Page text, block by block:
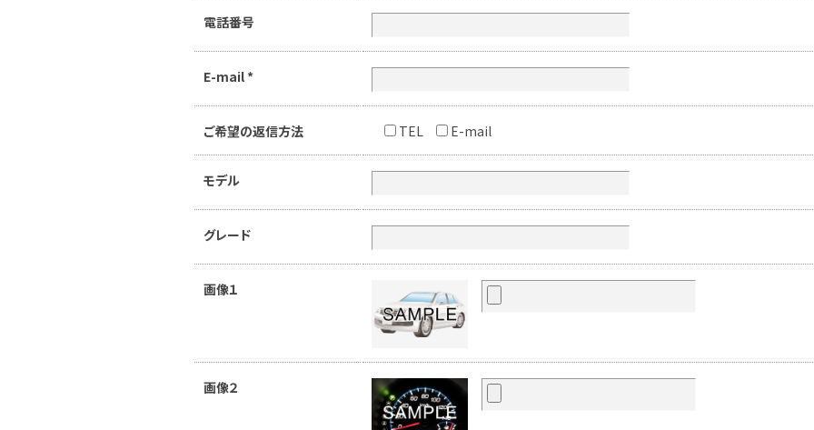
電話番号
E-mail *
ご希望の返信方法 TEL E-mail
モデル
グレード
画像１
画像２